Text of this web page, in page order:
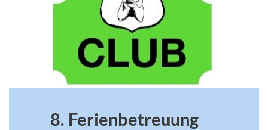
8. Ferienbetreuung